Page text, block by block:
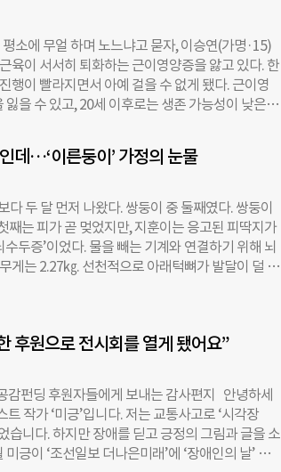
즌들의 댓글도 이어졌다. 네티즌 ‘우희창’씨는
길 바랍니다.”라고 응원했다. 네티즌 ‘우리우
고 안락한 공간에서 지낼 수 있도록 많은 사람들
다. 따뜻한 사회가 될 수 있었음 합니다.”라고 후
활원에는 어떤 변화가 있었을까. 펀딩 시작 당시,
어 및 마감 공정 일부가 남은 상태다. 이번에 전달
어 공정을 마무리 하는데
소에 무얼 하며 노느냐고 묻자, 이승연(가명·15)
육이 서서히 퇴화하는 근이영양증을 앓고 있다. 한
행이 빨라지면서 아예 걸을 수 없게 됐다. 근이영
을 수 있고, 20세 이후로는 생존 가능성이 낮은
만들어준다더니, 어느 순간부터 ‘저는 이제 못 하
군은 현재 지적장애인 거주시설인 서울 은평구
리돼 일반 아동시설에서 지내다 지적·지체 장애
이보라 사회복지사는 “친구들처럼 ‘춤을 배우고
요’ 하던 아이가 언젠가부터 앉아서 할 수 있는 일
신이 이미 꿈을 포기해버린 것 같아 안타깝다”고
있다. 재활원의 또래 친구들과 같은 방을 쓰는
내던 재활원 건물이 2014년 안전진단 E등급을 받
. 이수현 은평재활원 팀장은 “또래 친구들이 낮에
숙소로 가버리기
데…‘이른둥이’ 가정의 눈물
두 달 먼저 나왔다. 쌍둥이 중 둘째였다. 쌍둥이
째는 피가 곧 멎었지만, 지훈이는 응고된 피딱지가
두증’이었다. 물을 빼는 기계와 연결하기 위해 뇌
게는 2.27㎏. 선천적으로 아래턱뼈가 발달이 덜 된
. 남편은 가구공장에서 매일 야근과 지방 출장을
의 의료비가 부부를 나락에 빠뜨렸다. “시험관 시
와 중환자실 비용으로 400만원이 더 들었어요. 지
원하는데, 그때마다 20~30만원씩 병원비가 나가
겨울부터 받는 의료급여를 합쳐서 한 달 수입은
엔 한참 부족하다. 그녀는 “친정 부모님 도움으로
나 된다”며 “힘들게 일해도 나가는 돈이 더 많으
후원으로 전시회를 열게 됐어요”
감펀딩 후원자들에게 보내는 감사편지 안녕하세
작가 ‘미긍’입니다. 저는 교통사고로 ‘시각장
습니다. 하지만 장애를 딛고 긍정의 그림과 글을 소
긍이 ‘조선일보 더나은미래’에 ‘장애인의 날’ 특